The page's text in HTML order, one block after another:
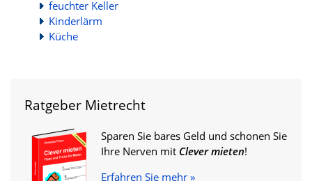
feuchter Keller
Kinderlärm
Küche
Ratgeber Mietrecht
Sparen Sie bares Geld und schonen Sie
Ihre Nerven mit Clever mieten!
Erfahren Sie mehr »